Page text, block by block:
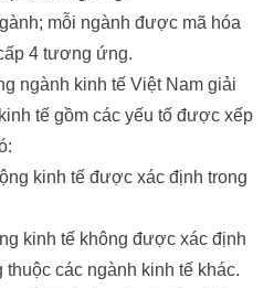
mỗi ngành được mã hóa
4 tương ứng.
ngành kinh tế Việt Nam giải
tế gồm các yếu tố được xếp
kinh tế được xác định trong
kinh tế không được xác định
các ngành kinh tế khác.